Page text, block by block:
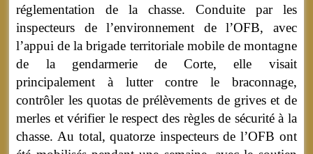
réglementation de la chasse. Conduite par les
inspecteurs de l’environnement de l’OFB, avec
l’appui de la brigade territoriale mobile de montagne
de la gendarmerie de Corte, elle visait
principalement à lutter contre le braconnage,
contrôler les quotas de prélèvements de grives et de
merles et vérifier le respect des règles de sécurité à la
chasse. Au total, quatorze inspecteurs de l’OFB ont